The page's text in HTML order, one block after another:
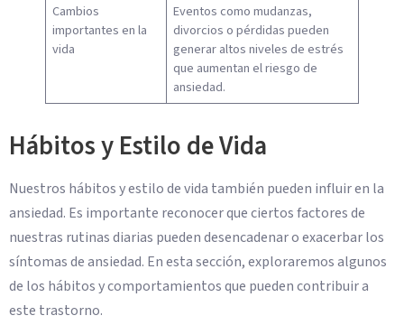
Cambios
importantes en la
vida
Eventos como mudanzas,
divorcios o pérdidas pueden
generar altos niveles de estrés
que aumentan el riesgo de
ansiedad.
Hábitos y Estilo de Vida
Nuestros hábitos y estilo de vida también pueden influir en la
ansiedad. Es importante reconocer que ciertos factores de
nuestras rutinas diarias pueden desencadenar o exacerbar los
síntomas de ansiedad. En esta sección, exploraremos algunos
de los hábitos y comportamientos que pueden contribuir a
este trastorno.